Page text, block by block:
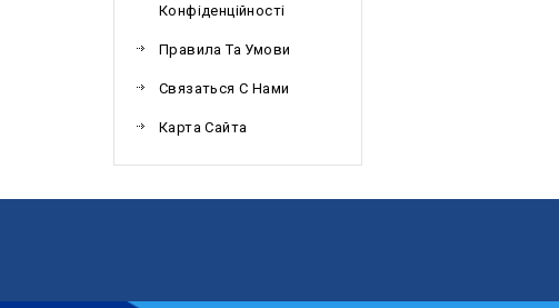
Конфіденційності
Правила Та Умови
Связаться С Нами
Карта Сайта